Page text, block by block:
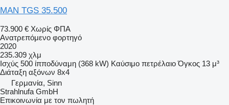
MAN TGS 35.500
73.900 € Χωρίς ΦΠΑ
Ανατρεπόμενο φορτηγό
2020
235.309 χλμ
Ισχύς 500 ίπποδύναμη (368 kW) Καύσιμο πετρέλαιο Όγκος 13 μ³
Διάταξη αξόνων 8x4
Γερμανία, Sinn
Strahlnufa GmbH
Επικοινωνία με τον πωλητή